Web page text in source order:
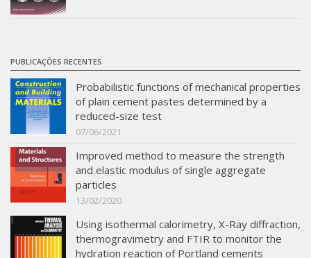
PUBLICAÇÕES RECENTES
Probabilistic functions of mechanical properties
of plain cement pastes determined by a
reduced-size test
07/06/2021
Improved method to measure the strength
and elastic modulus of single aggregate
particles
13/02/2020
Using isothermal calorimetry, X-Ray diffraction,
thermogravimetry and FTIR to monitor the
hydration reaction of Portland cements